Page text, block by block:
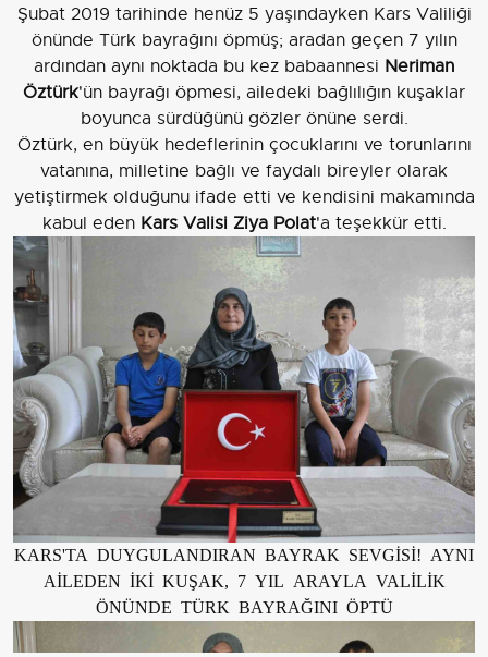
Şubat 2019 tarihinde henüz 5 yaşındayken Kars Valiliği
önünde Türk bayrağını öpmüş; aradan geçen 7 yılın
ardından aynı noktada bu kez babaannesi Neriman
Öztürk'ün bayrağı öpmesi, ailedeki bağlılığın kuşaklar
boyunca sürdüğünü gözler önüne serdi.
Öztürk, en büyük hedeflerinin çocuklarını ve torunlarını
vatanına, milletine bağlı ve faydalı bireyler olarak
yetiştirmek olduğunu ifade etti ve kendisini makamında
kabul eden Kars Valisi Ziya Polat'a teşekkür etti.
KARS'TA DUYGULANDIRAN BAYRAK SEVGİSİ! AYNI
AİLEDEN İKİ KUŞAK, 7 YIL ARAYLA VALİLİK
ÖNÜNDE TÜRK BAYRAĞINI ÖPTÜ